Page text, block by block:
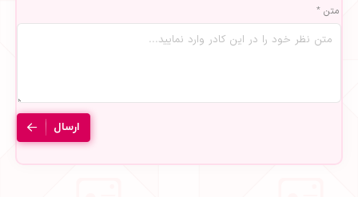
متن *
ارسال